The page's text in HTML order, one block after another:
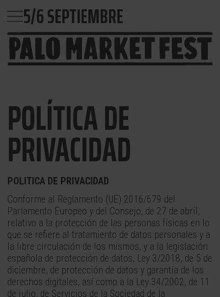
5/6 SEPTIEMBRE
POLÍTICA DE
PRIVACIDAD
POLITICA DE PRIVACIDAD
Conforme al Reglamento (UE) 2016/679 del
Parlamento Europeo y del Consejo, de 27 de abril,
relativo a la protección de las personas físicas en lo
que se refiere al tratamiento de datos personales y a
la libre circulación de los mismos, y a la legislación
española de protección de datos, Ley 3/2018, de 5 de
diciembre, de protección de datos y garantía de los
derechos digitales, así como a la Ley 34/2002, de 11
de julio, de Servicios de la Sociedad de la